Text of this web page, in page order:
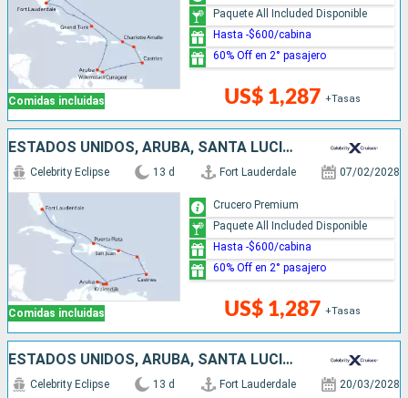
Comidas incluidas US$ 1,287 +Tasas
Paquete All Included Disponible
Hasta -$600/cabina
60% Off en 2° pasajero
ESTADOS UNIDOS, ARUBA, SANTA LUCIA, PUERTO RICO, REPÚBLICA DOMINICANA
Comidas incluidas
Celebrity Eclipse 13 d Fort Lauderdale 07/02/2028
US$ 1,287 +Tasas
Crucero Premium
Paquete All Included Disponible
Hasta -$600/cabina
60% Off en 2° pasajero
ESTADOS UNIDOS, ARUBA, SANTA LUCIA, PUERTO RICO, REPÚBLICA DOMINICANA
Celebrity Eclipse 13 d Fort Lauderdale 20/03/2028